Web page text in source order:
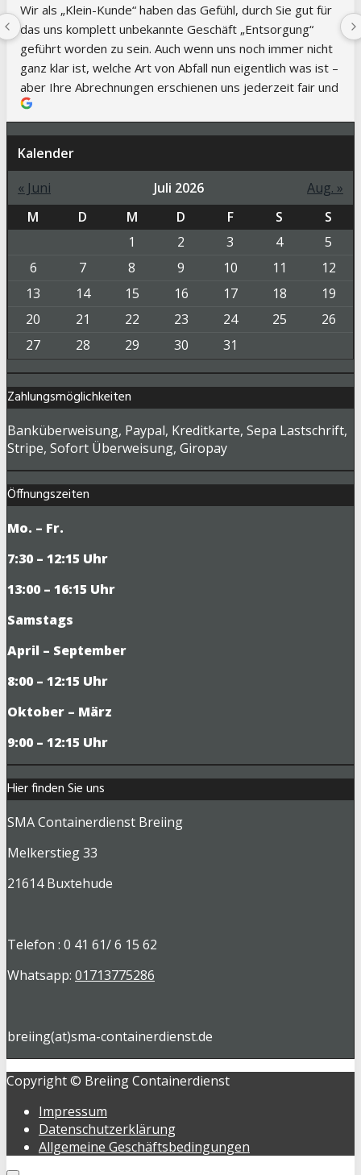
Sehr guter Service, immer kurzfristig und flexibel. Vielen
Dank!
Kalender
« Juni
Juli 2026
Aug. »
M
D M D F S
S
1
2 3 4
5
6
7 8 9 10 11
12
13
14 15 16 17 18
19
20
21 22 23 24 25
26
27
28 29 30 31
Zahlungsmöglichkeiten
Banküberweisung, Paypal, Kreditkarte, Sepa Lastschrift,
Stripe, Sofort Überweisung, Giropay
Öffnungszeiten
Mo. – Fr.
7:30 – 12:15 Uhr
13:00 – 16:15 Uhr
Samstags
April – September
8:00 – 12:15 Uhr
Oktober – März
9:00 – 12:15 Uhr
Hier finden Sie uns
SMA Containerdienst Breiing
Melkerstieg 33
21614 Buxtehude
Telefon : 0 41 61/ 6 15 62
Whatsapp: 01713775286
breiing(at)sma-containerdienst.de
Copyright © Breiing Containerdienst
Impressum
Datenschutzerklärung
Allgemeine Geschäftsbedingungen